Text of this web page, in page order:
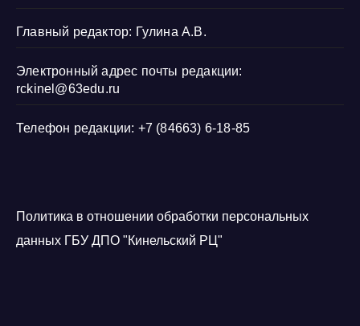
Главный редактор: Гулина А.В.
Электронный адрес почты редакции:
rckinel@63edu.ru
Телефон редакции: +7 (84663) 6-18-85
Политика в отношении обработки персональных
данных ГБУ ДПО "Кинельский РЦ"